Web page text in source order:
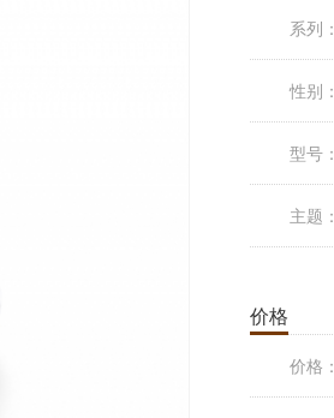
系列：
性别：
型号：
主题：
价格
价格：